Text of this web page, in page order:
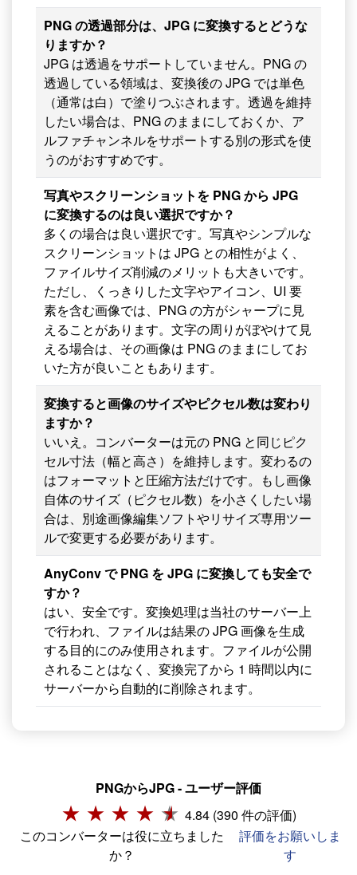
PNG の透過部分は、JPG に変換するとどうな
りますか？
JPG は透過をサポートしていません。PNG の
透過している領域は、変換後の JPG では単色
（通常は白）で塗りつぶされます。透過を維持
したい場合は、PNG のままにしておくか、ア
ルファチャンネルをサポートする別の形式を使
うのがおすすめです。
写真やスクリーンショットを PNG から JPG
に変換するのは良い選択ですか？
多くの場合は良い選択です。写真やシンプルな
スクリーンショットは JPG との相性がよく、
ファイルサイズ削減のメリットも大きいです。
ただし、くっきりした文字やアイコン、UI 要
素を含む画像では、PNG の方がシャープに見
えることがあります。文字の周りがぼやけて見
える場合は、その画像は PNG のままにしてお
いた方が良いこともあります。
変換すると画像のサイズやピクセル数は変わり
ますか？
いいえ。コンバーターは元の PNG と同じピク
セル寸法（幅と高さ）を維持します。変わるの
はフォーマットと圧縮方法だけです。もし画像
自体のサイズ（ピクセル数）を小さくしたい場
合は、別途画像編集ソフトやリサイズ専用ツー
ルで変更する必要があります。
AnyConv で PNG を JPG に変換しても安全で
すか？
はい、安全です。変換処理は当社のサーバー上
で行われ、ファイルは結果の JPG 画像を生成
する目的にのみ使用されます。ファイルが公開
されることはなく、変換完了から 1 時間以内に
サーバーから自動的に削除されます。
PNGからJPG - ユーザー評価
4.84 (390 件の評価)
このコンバーターは役に立ちました
か？
評価をお願いしま
す